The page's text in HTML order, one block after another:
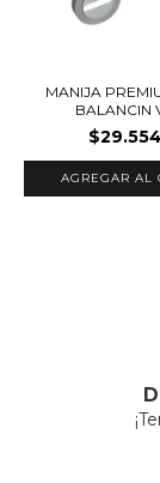
MANIJA
BALANCIN